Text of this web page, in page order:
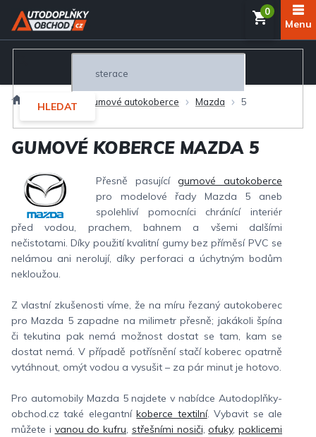
Přejít
obsah
HLEDAT
Interiér Gumové autokoberce Mazda 5
GUMOVÉ KOBERCE MAZDA 5
Přesně pasující gumové autokoberce
pro modelové řady Mazda 5 aneb
spolehliví pomocníci chránící interiér
před vodou, prachem, bahnem a všemi dalšími
nečistotami. Díky použití kvalitní gumy bez příměsí PVC se
nelámou ani nerolují, díky perforaci a úchytným bodům
nekloužou.
Z vlastní zkušenosti víme, že na míru řezaný autokoberec
pro Mazda 5 zapadne na milimetr přesně; jakákoli špína
či tekutina pak nemá možnost dostat se tam, kam se
dostat nemá. V případě potřísnění stačí koberec opatrně
vytáhnout, omýt vodou a vysušit – za pár minut je hotovo.
Pro automobily Mazda 5 najdete v nabídce Autodoplňky-
obchod.cz také elegantníkoberce textilní. Vybavit se ale
můžete i vanou do kufru, střešními nosiči,ofuky, poklicemi